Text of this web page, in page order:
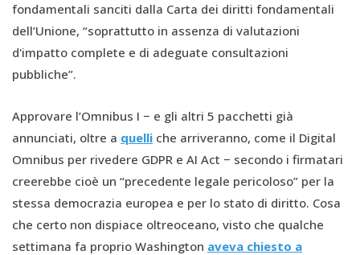
fondamentali sanciti dalla Carta dei diritti fondamentali
dell’Unione, “soprattutto in assenza di valutazioni
d'impatto complete e di adeguate consultazioni
pubbliche”.
Approvare l’Omnibus I − e gli altri 5 pacchetti già
annunciati, oltre a quelli che arriveranno, come il Digital
Omnibus per rivedere GDPR e AI Act − secondo i firmatari
creerebbe cioè un “precedente legale pericoloso” per la
stessa democrazia europea e per lo stato di diritto. Cosa
che certo non dispiace oltreoceano, visto che qualche
settimana fa proprio Washington aveva chiesto a